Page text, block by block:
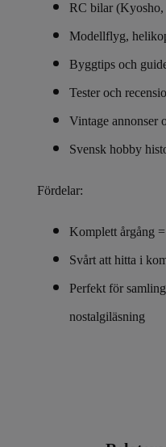
RC bilar
Modellflyg,
Byggtips och
Tester och
Vintage annonser
Svensk hobby
Fördelar:
Komplett årgång
Svårt att hitta i
Perfekt för
nostalgiläsning